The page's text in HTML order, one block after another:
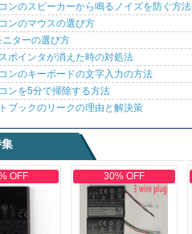
ンのスピーカーから鳴るノイズを防ぐ方法
ンのマウスの選び方
ニターの選び方
ポインタが消えた時の対処法
ンのキーボードの文字入力の方法
ンを5分で掃除する方法
ブックのリークの理由と解決策
OFF 30% OFF